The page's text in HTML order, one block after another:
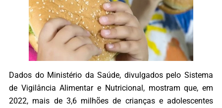
Dados do Ministério da Saúde, divulgados pelo Sistema
de Vigilância Alimentar e Nutricional, mostram que, em
2022, mais de 3,6 milhões de crianças e adolescentes